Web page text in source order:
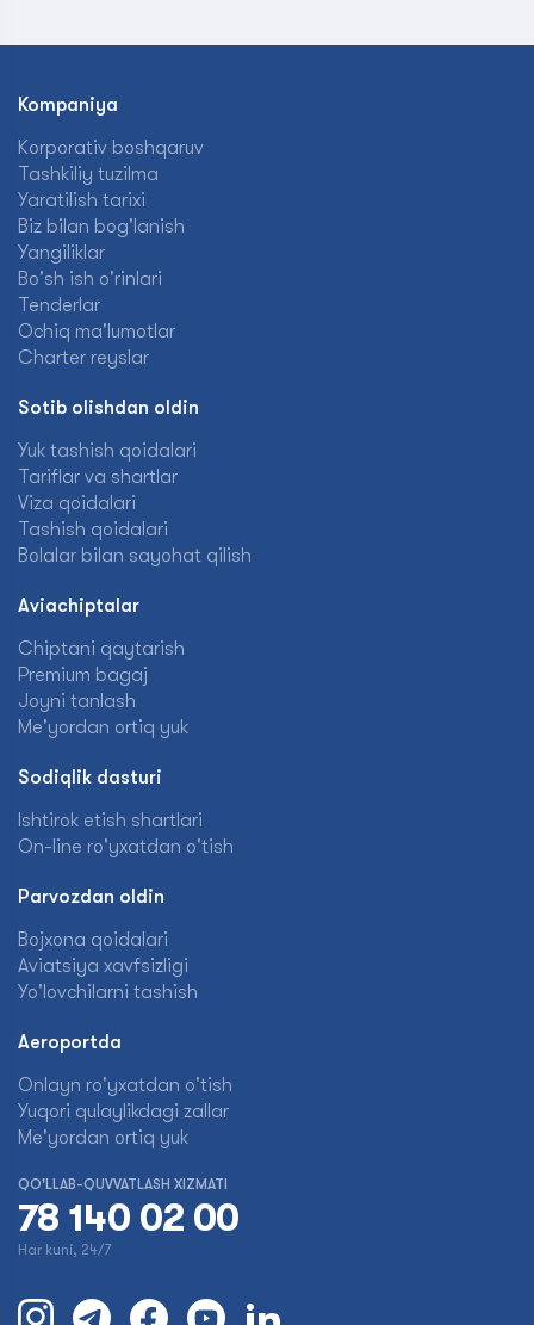
Kompaniya
Korporativ boshqaruv
Tashkiliy tuzilma
Yaratilish tarixi
Biz bilan bog'lanish
Yangiliklar
Bo'sh ish o'rinlari
Tenderlar
Ochiq ma'lumotlar
Charter reyslar
Sotib olishdan oldin
Yuk tashish qoidalari
Tariflar va shartlar
Viza qoidalari
Tashish qoidalari
Bolalar bilan sayohat qilish
Aviachiptalar
Chiptani qaytarish
Premium bagaj
Joyni tanlash
Me'yordan ortiq yuk
Sodiqlik dasturi
Ishtirok etish shartlari
On-line ro'yxatdan o'tish
Parvozdan oldin
Bojxona qoidalari
Aviatsiya xavfsizligi
Yo'lovchilarni tashish
Aeroportda
Onlayn ro'yxatdan o'tish
Yuqori qulaylikdagi zallar
Me'yordan ortiq yuk
QO'LLAB-QUVVATLASH XIZMATI
78 140 02 00
Har kuni, 24/7